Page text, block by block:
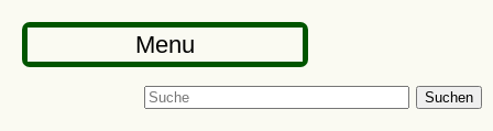
Menu
Suchen